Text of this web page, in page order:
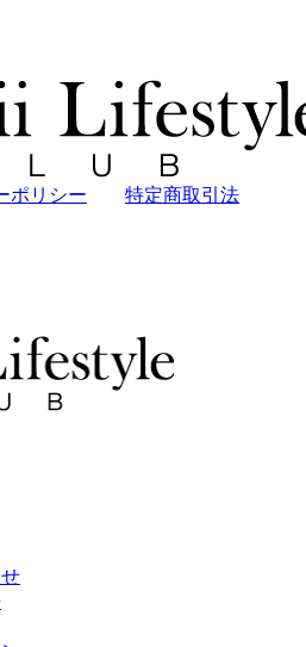
ポリシー 特定商取引法